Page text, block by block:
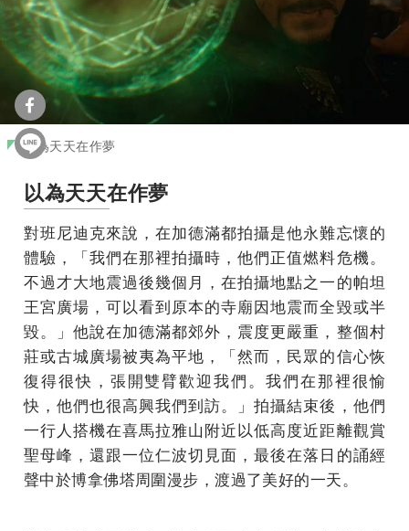
以為天天在作夢
以為天天在作夢
對班尼迪克來說，在加德滿都拍攝是他永難忘懷的
體驗，「我們在那裡拍攝時，他們正值燃料危機。
不過才大地震過後幾個月，在拍攝地點之一的帕坦
王宮廣場，可以看到原本的寺廟因地震而全毀或半
毀。」他說在加德滿都郊外，震度更嚴重，整個村
莊或古城廣場被夷為平地，「然而，民眾的信心恢
復得很快，張開雙臂歡迎我們。我們在那裡很愉
快，他們也很高興我們到訪。」拍攝結束後，他們
一行人搭機在喜馬拉雅山附近以低高度近距離觀賞
聖母峰，還跟一位仁波切見面，最後在落日的誦經
聲中於博拿佛塔周圍漫步，渡過了美好的一天。